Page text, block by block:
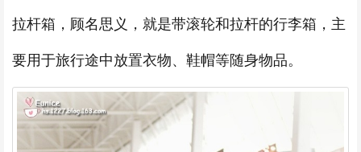
拉杆箱，顾名思义，就是带滚轮和拉杆的行李箱，主
要用于旅行途中放置衣物、鞋帽等随身物品。